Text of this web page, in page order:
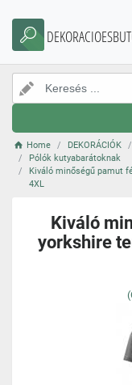
Home DEKORÁCIÓK
Pólók kutyabarátoknak
Kiváló minőségű pamut
4XL
Kiváló
yorkshire